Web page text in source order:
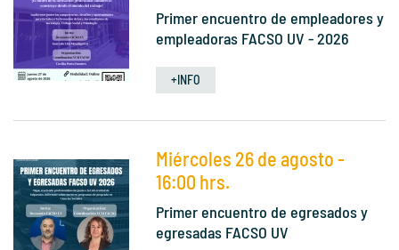
Primer encuentro de empleadores y
empleadoras FACSO UV - 2026
+INFO
Miércoles 26 de agosto -
16:00 hrs.
Primer encuentro de egresados y
egresadas FACSO UV